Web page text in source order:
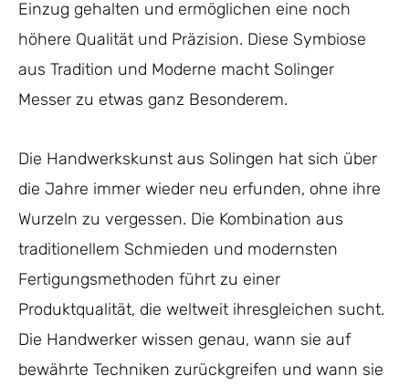
Einzug gehalten und ermöglichen eine noch
höhere Qualität und Präzision. Diese Symbiose
aus Tradition und Moderne macht Solinger
Messer zu etwas ganz Besonderem.
Die Handwerkskunst aus Solingen hat sich über
die Jahre immer wieder neu erfunden, ohne ihre
Wurzeln zu vergessen. Die Kombination aus
traditionellem Schmieden und modernsten
Fertigungsmethoden führt zu einer
Produktqualität, die weltweit ihresgleichen sucht.
Die Handwerker wissen genau, wann sie auf
bewährte Techniken zurückgreifen und wann sie